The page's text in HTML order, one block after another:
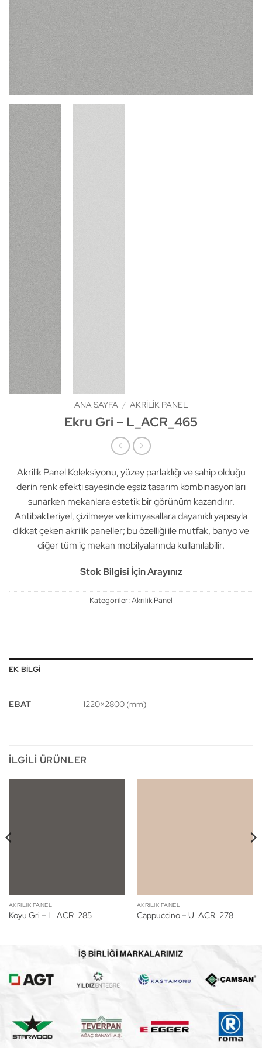
ANA SAYFA / AKRILIK PANEL
Ekru Gri – L_ACR_465
Akrilik Panel Koleksiyonu, yüzey parlaklığı ve sahip olduğu
derin renk efekti sayesinde eşsiz tasarım kombinasyonları
sunarken mekanlara estetik bir görünüm kazandırır.
Antibakteriyel, çizilmeye ve kimyasallara dayanıklı yapısıyla
dikkat çeken akrilik paneller; bu özelliği ile mutfak, banyo ve
diğer tüm iç mekan mobilyalarında kullanılabilir.
Stok Bilgisi İçin Arayınız
Kategoriler:Akrilik Panel
EK BILGI
EBAT 1220×2800 (mm)
İLGILI ÜRÜNLER
AKRILIK PANEL
Koyu Gri – L_ACR_285
AKRILIK PANEL
Cappuccino – U_ACR_278